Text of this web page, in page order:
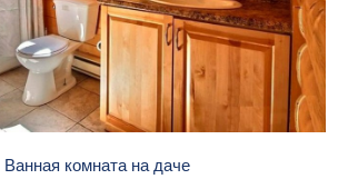
Ванная комната на даче